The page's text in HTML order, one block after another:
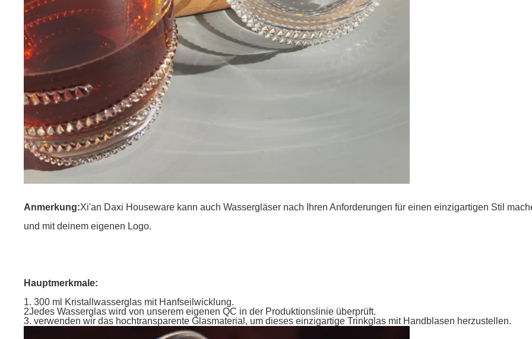
Anmerkung:Xi'an Daxi Houseware kann auch Wassergläser nach Ihren Anforderungen für einen einzigartigen Stil
und mit deinem eigenen Logo.
Hauptmerkmale:
1. 300 ml Kristallwasserglas mit Hanfseilwicklung.
2Jedes Wasserglas wird von unserem eigenen QC in der Produktionslinie überprüft.
3. verwenden wir das hochtransparente Glasmaterial, um dieses einzigartige Trinkglas mit Handblasen herzustellen.